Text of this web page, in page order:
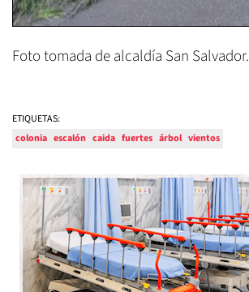
Foto tomada de alcaldía San Salvador.
ETIQUETAS:
colonia escalón caida fuertes árbol vientos